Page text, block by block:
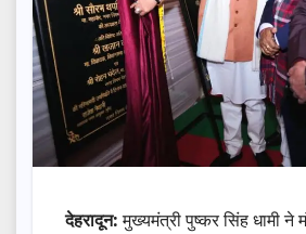
देहरादून:मुख्यमंत्री पुष्कर सिंह धामी ने